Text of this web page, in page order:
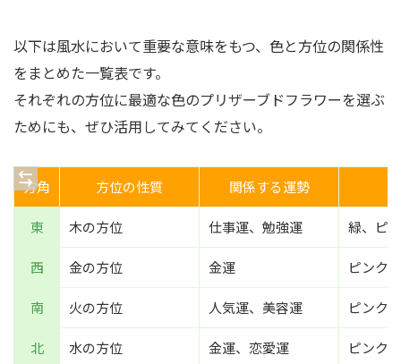
以下は風水において重要な意味をもつ、色と方位の関係性
をまとめた一覧表です。
それぞれの方位に最適な色のプリザーブドフラワーを選ぶ
ためにも、ぜひ活用してみてください。
方角 方位の性質 関係する運勢
東 木の方位 仕事運、勉強運 緑、ピ
西 金の方位 金運 ピンク
南 火の方位 人気運、美容運 ピンク
北 水の方位 金運、恋愛運 ピンク